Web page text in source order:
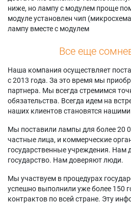
ниже, но лампу с модулем проще
модуле установлен чип
лампу вместе с модулем
Все еще
Наша компания осуществляет
с 2013 года. За это время мы
партнера. Мы всегда стремимся
обязательства. Всегда идем на
наших клиентов становятся
Мы поставили лампы для более 20
частные лица, и коммерческие
государственные учреждения. Нам
государство. Нам доверяют люди.
Мы участвуем в процедурах
успешно выполнили уже более 150
контрактов по всей стране. Эту